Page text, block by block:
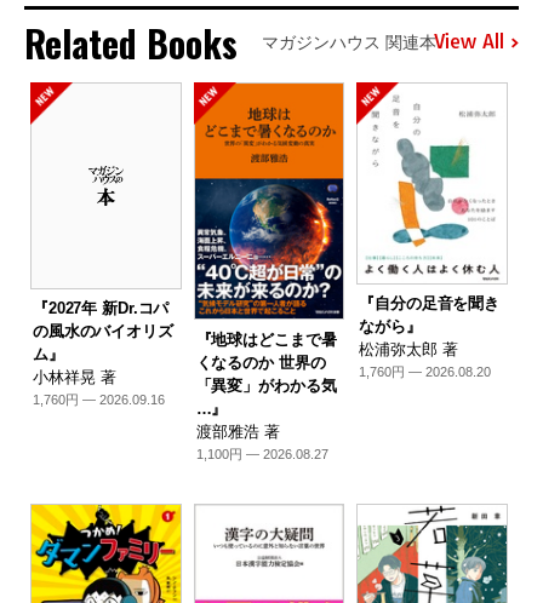
Related Books マガジンハウス 関連本View All
『2027年 新Dr.コパ
の風水のバイオリズ
ム』
小林祥晃 著
1,760円 — 2026.09.16
『地球はどこまで暑
くなるのか 世界の
「異変」がわかる気
…』
渡部雅浩 著
1,100円 — 2026.08.27
『自分の足音を聞き
ながら』
松浦弥太郎 著
1,760円 — 2026.08.20